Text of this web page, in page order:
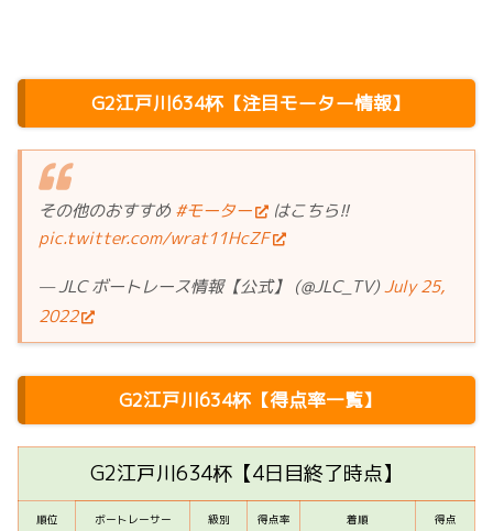
G2江戸川634杯【注目モーター情報】
その他のおすすめ #モーター
はこちら!!
pic.twitter.com/wrat11HcZF
— JLC ボートレース情報【公式】 (@JLC_TV)July 25,
2022
G2江戸川634杯【得点率一覧】
G2江戸川634杯【4日目終了時点】
順位 ボートレーサー 級別 得点率 着順 得点